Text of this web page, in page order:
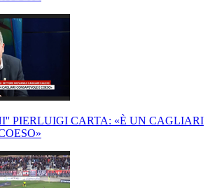
PIERLUIGI CARTA: «È UN CAGLIARI